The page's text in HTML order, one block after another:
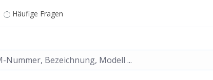
Häufige Fragen